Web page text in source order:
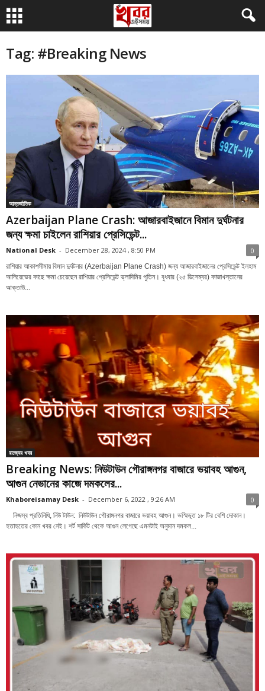
Tag: #Breaking News
আন্তর্জাতিক
Azerbaijan Plane Crash: আজারবাইজানে বিমান দুর্ঘটনার
জন্য ক্ষমা চাইলেন রাশিয়ার প্রেসিডেন্ট...
National Desk - December 28, 2024 , 8:50 PM 0
রাশিয়ার আকাশসীমায় বিমান দুর্ঘটনার (Azerbaijan Plane Crash) জন্য আজারবাইজানের প্রেসিডেন্ট ইলহাম
আলিয়েভের কাছে ক্ষমা চেয়েছেন রাশিয়ার প্রেসিডেন্ট ভ্লাদিমির পুতিন। বুধবার (২৫ ডিসেম্বর) কাজাখস্তানের
আক্তাউ...
রাজ্যের খবর
Breaking News: নিউটাউন গৌরাঙ্গনগর বাজারে ভয়াবহ আগুন,
আগুন নেভানের কাজে দমকলের...
Khaboreisamay Desk - December 6, 2022 , 9:26 AM 0
নিজস্ব প্রতিনিধি, নিউ টাউন: নিউটাউন গৌরাঙ্গনগর বাজারে ভয়াবহ আগুন। ভস্মিভূত ১৮ টির বেশি দোকান।
হতাহতের কোন খবর নেই। শর্ট সার্কিট থেকে আগুন লেগেছে এমনটাই অনুমান দমকল...